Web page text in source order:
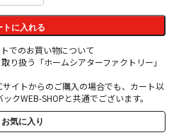
トに入れる
でのお買い物について
り扱う「ホームシアターファクトリー」
イトからのご購入の場合でも、カート以
クWEB-SHOPと共通でございます。
お気に入り